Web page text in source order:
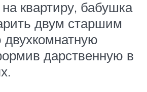
квартиру, бабушка
двум старшим
дарственную в